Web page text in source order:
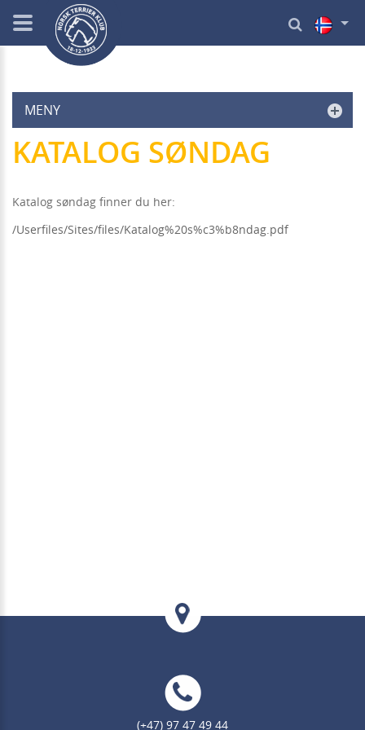
MENY
KATALOG SØNDAG
Katalog søndag finner du her:
/Userfiles/Sites/files/Katalog%20s%c3%b8ndag.pdf
(+47) 97 47 49 44